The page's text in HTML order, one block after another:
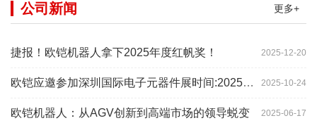
更多+
公司新闻
2025-12-20
捷报！欧铠机器人拿下2025年度红帆奖！
2025-10-24
欧铠应邀参加深圳国际电子元器件展时间:2025年10月28-
2025-06-17
欧铠机器人：从AGV创新到高端市场的领导蜕变